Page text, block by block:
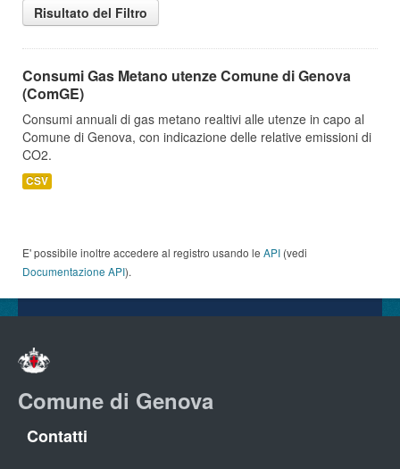
Risultato del Filtro
Consumi Gas Metano utenze Comune di Genova
(ComGE)
Consumi annuali di gas metano realtivi alle utenze in capo al
Comune di Genova, con indicazione delle relative emissioni di
CO2.
CSV
E' possibile inoltre accedere al registro usando le API (vedi
Documentazione API).
Comune di Genova
Contatti